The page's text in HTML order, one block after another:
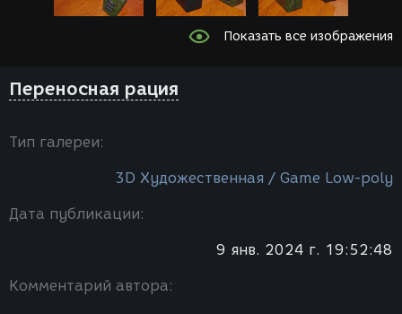
Показать все изображения
Переносная рация
Тип галереи:
3D Художественная / Game Low-poly
Дата публикации:
9 янв. 2024 г. 19:52:48
Комментарий автора: